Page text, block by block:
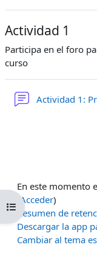
Abrir índice del curso
Actividad 1
Participa en el foro
curso
Actividad 1:
En este momento
Acceder)
Resumen de
Descargar la app
Cambiar al tema